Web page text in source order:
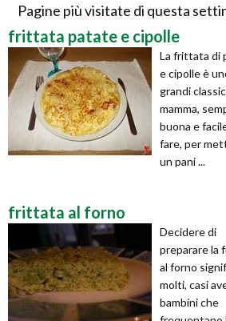
Pagine più visitate di questa
frittata patate e cipolle
La frittata di
e cipolle è
grandi
mamma,
buona e
fare, per
un pani ...
frittata al forno
Decidere di
preparare la
al forno
molti, casi
bambini che